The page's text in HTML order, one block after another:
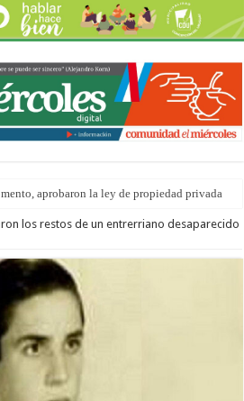
aprobaron la ley de propiedad privada
los restos de un entrerriano desaparecido